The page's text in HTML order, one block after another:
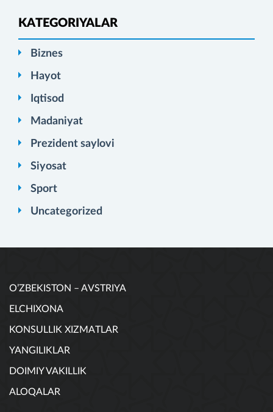
KATEGORIYALAR
Biznes
Hayot
Iqtisod
Madaniyat
Prezident saylovi
Siyosat
Sport
Uncategorized
O’ZBEKISTON – AVSTRIYA
ELCHIXONA
KONSULLIK XIZMATLAR
YANGILIKLAR
DOIMIY VAKILLIK
ALOQALAR